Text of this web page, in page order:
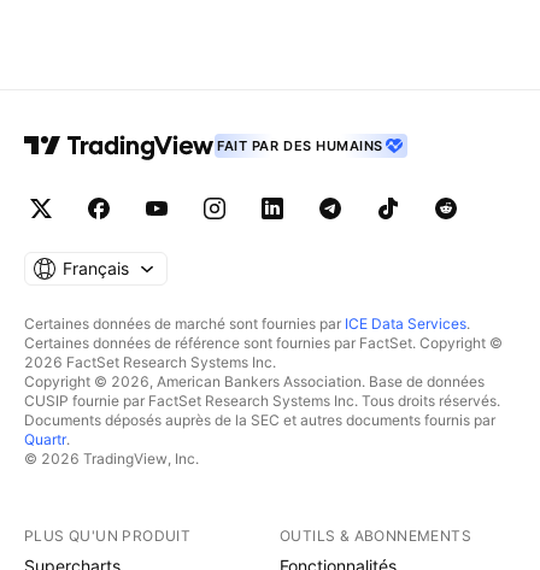
FAIT PAR DES HUMAINS
Français
Certaines données de marché sont fournies par ICE Data Services.
Certaines données de référence sont fournies par FactSet. Copyright ©
2026 FactSet Research Systems Inc.
Copyright © 2026, American Bankers Association. Base de données
CUSIP fournie par FactSet Research Systems Inc. Tous droits réservés.
Documents déposés auprès de la SEC et autres documents fournis par
Quartr.
© 2026 TradingView, Inc.
PLUS QU'UN PRODUIT
Supercharts
OUTILS & ABONNEMENTS
Fonctionnalités